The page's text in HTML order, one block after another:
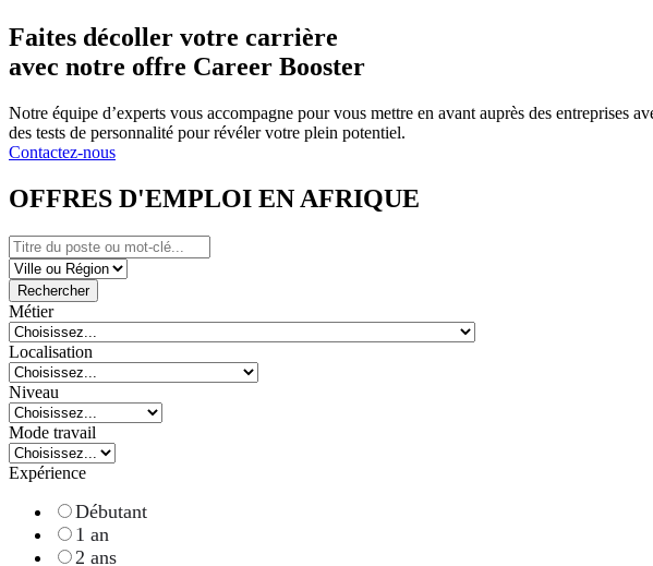
Faites décoller votre carrière
avec notre offre Career Booster
Notre équipe d’experts vous accompagne pour vous mettre en avant auprès des entreprises
des tests de personnalité pour révéler votre plein potentiel.
Contactez-nous
OFFRES D'EMPLOI EN AFRIQUE
Rechercher
Métier
Localisation
Niveau
Mode travail
Expérience
Débutant
1 an
2 ans